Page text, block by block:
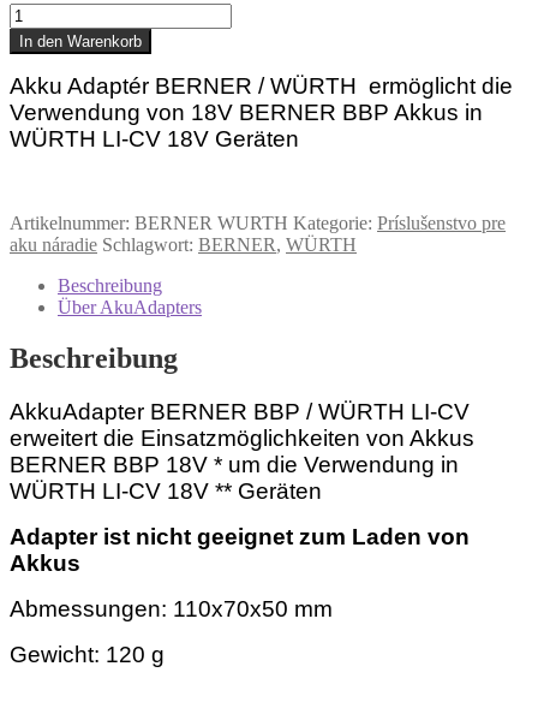
Akku
Adapter
BERNER
BBP
/
WURTH
LI-
In den Warenkorb
Akku Adaptér BERNER / WÜRTH ermöglicht die
Verwendung von 18V BERNER BBP Akkus in
WÜRTH LI-CV 18V Geräten
Artikelnummer: BERNER WURTH Kategorie: Príslušenstvo pre
aku náradie Schlagwort: BERNER, WÜRTH
Beschreibung
Über AkuAdapters
Beschreibung
AkkuAdapter BERNER BBP / WÜRTH LI-CV
erweitert die Einsatzmöglichkeiten von Akkus
BERNER BBP 18V * um die Verwendung in
WÜRTH LI-CV 18V ** Geräten
Adapter ist nicht geeignet zum Laden von
Akkus
Abmessungen: 110x70x50 mm
Gewicht: 120 g